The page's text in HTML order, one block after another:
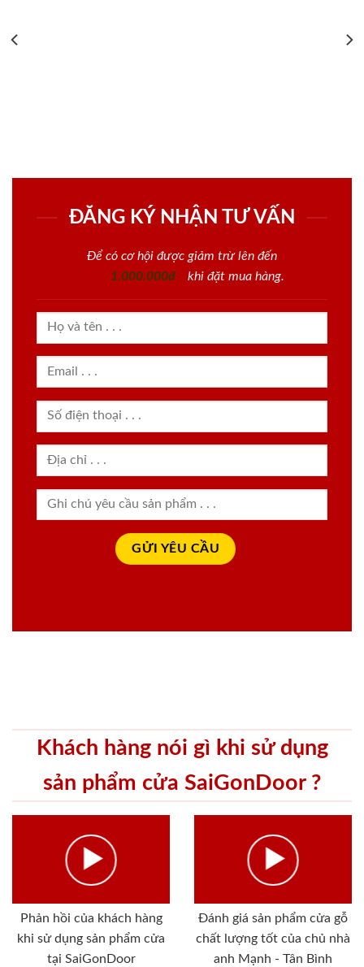
ĐĂNG KÝ NHẬN TƯ VẤN
Để có cơ hội được giảm trừ lên đến
1.000.000đ
khi đặt mua hàng.
Khách hàng nói gì khi sử dụng
sản phẩm cửa SaiGonDoor ?
Phản hồi của khách hàng
khi sử dụng sản phẩm cửa
tại SaiGonDoor
Đánh giá sản phẩm cửa gỗ
chất lượng tốt của chủ nhà
anh Mạnh - Tân Bình